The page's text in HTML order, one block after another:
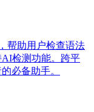
帮助用户检查语法
检测功能。跨平
必备助手。